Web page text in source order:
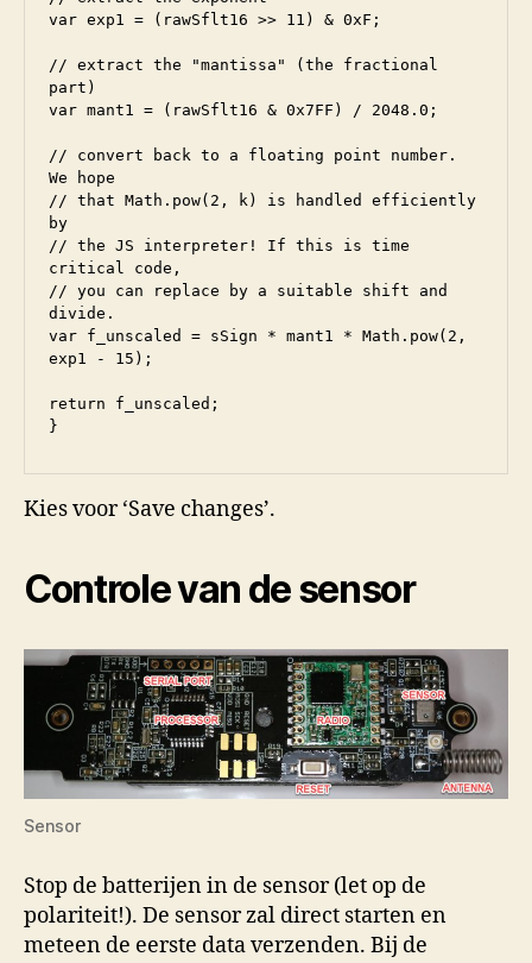
var exp1 = (rawSflt16 >> 11) & 0xF;
// extract the "mantissa" (the fractional
part)
var mant1 = (rawSflt16 & 0x7FF) / 2048.0;
// convert back to a floating point number.
We hope
// that Math.pow(2, k) is handled efficiently
by
// the JS interpreter! If this is time
critical code,
// you can replace by a suitable shift and
divide.
var f_unscaled = sSign * mant1 * Math.pow(2,
exp1 - 15);
return f_unscaled;
}
Kies voor ‘Save changes’.
Controle van de sensor
Sensor
Stop de batterijen in de sensor (let op de
polariteit!). De sensor zal direct starten en
meteen de eerste data verzenden. Bij de